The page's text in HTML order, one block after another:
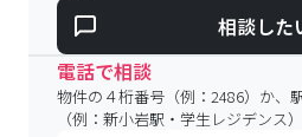
相談した
電話で相談
物件の４桁番号（例：2486）か、
（例：新小岩駅・学生レジデンス